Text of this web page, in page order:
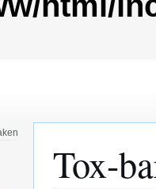
Tox-